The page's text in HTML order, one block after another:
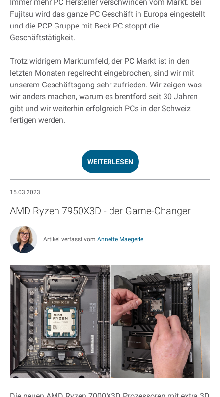
Immer mehr PC Hersteller verschwinden vom Markt. Bei
Fujitsu wird das ganze PC Geschäft in Europa eingestellt
und die PCP Gruppe mit Beck PC stoppt die
Geschäftstätigkeit.
Trotz widrigem Marktumfeld, der PC Markt ist in den
letzten Monaten regelrecht eingebrochen, sind wir mit
unserem Geschäftsgang sehr zufrieden. Wir zeigen was
wir anders machen, warum es brentford seit 30 Jahren
gibt und wir weiterhin erfolgreich PCs in der Schweiz
fertigen werden.
WEITERLESEN
15.03.2023
AMD Ryzen 7950X3D - der Game-Changer
Artikel verfasst vom Annette Maegerle